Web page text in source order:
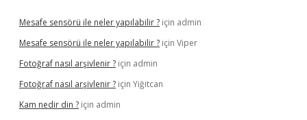
Mesafe sensörü ile neler yapılabilir ? için admin
Mesafe sensörü ile neler yapılabilir ? için Viper
Fotoğraf nasıl arşivlenir ? için admin
Fotoğraf nasıl arşivlenir ? için Yiğitcan
Kam nedir din ? için admin